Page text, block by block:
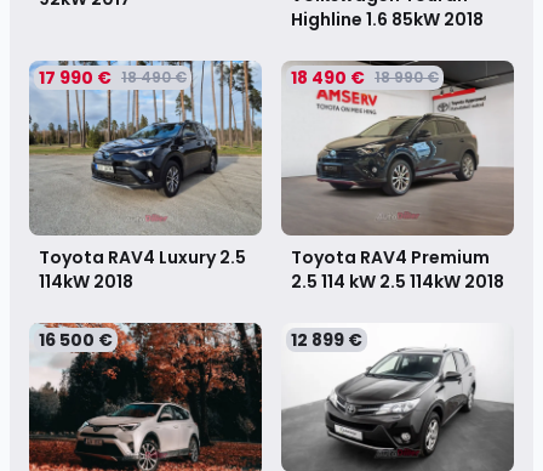
Highline 1.6 85kW 2018
17 990 € 18 490 €
Toyota RAV4 Luxury 2.5
114kW 2018
18 490 € 18 990 €
Toyota RAV4 Premium
2.5 114 kW 2.5 114kW 2018
16 500 € 12 899 €